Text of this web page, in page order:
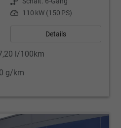
Leistung 110 kW (150 PS)
Details
l/100km
g/km